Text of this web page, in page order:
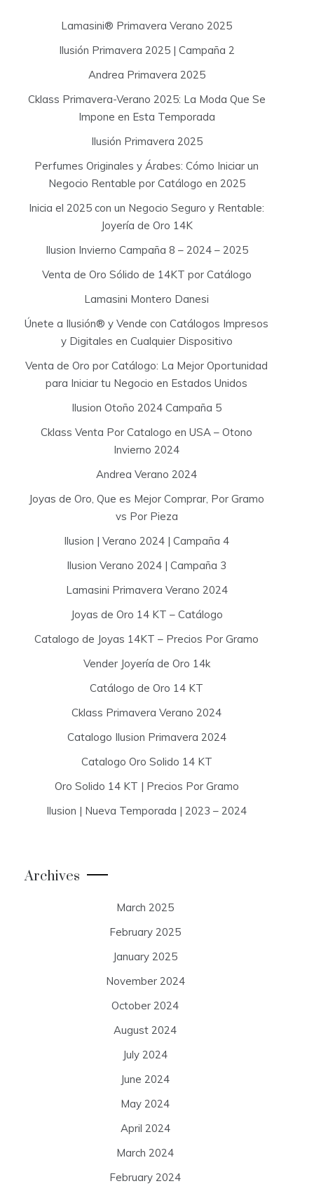
r
:
Lamasini® Primavera Verano 2025
Ilusión Primavera 2025 | Campaña 2
Andrea Primavera 2025
Cklass Primavera-Verano 2025: La Moda Que Se
Impone en Esta Temporada
Ilusión Primavera 2025
Perfumes Originales y Árabes: Cómo Iniciar un
Negocio Rentable por Catálogo en 2025
Inicia el 2025 con un Negocio Seguro y Rentable:
Joyería de Oro 14K
Ilusion Invierno Campaña 8 – 2024 – 2025
Venta de Oro Sólido de 14KT por Catálogo
Lamasini Montero Danesi
Únete a Ilusión® y Vende con Catálogos Impresos
y Digitales en Cualquier Dispositivo
Venta de Oro por Catálogo: La Mejor Oportunidad
para Iniciar tu Negocio en Estados Unidos
Ilusion Otoño 2024 Campaña 5
Cklass Venta Por Catalogo en USA – Otono
Invierno 2024
Andrea Verano 2024
Joyas de Oro, Que es Mejor Comprar, Por Gramo
vs Por Pieza
Ilusion | Verano 2024 | Campaña 4
Ilusion Verano 2024 | Campaña 3
Lamasini Primavera Verano 2024
Joyas de Oro 14 KT – Catálogo
Catalogo de Joyas 14KT – Precios Por Gramo
Vender Joyería de Oro 14k
Catálogo de Oro 14 KT
Cklass Primavera Verano 2024
Catalogo Ilusion Primavera 2024
Catalogo Oro Solido 14 KT
Oro Solido 14 KT | Precios Por Gramo
Ilusion | Nueva Temporada | 2023 – 2024
Archives
March 2025
February 2025
January 2025
November 2024
October 2024
August 2024
July 2024
June 2024
May 2024
April 2024
March 2024
February 2024